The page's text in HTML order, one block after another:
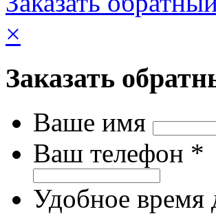
×
Заказать
Ваше имя
Ваш телефон *
Удобное время